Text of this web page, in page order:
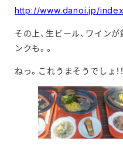
http://www.danoi.jp/
その上、生ビール、ワイン
ンクも。。
ねっ。これうまそうでしょ！！